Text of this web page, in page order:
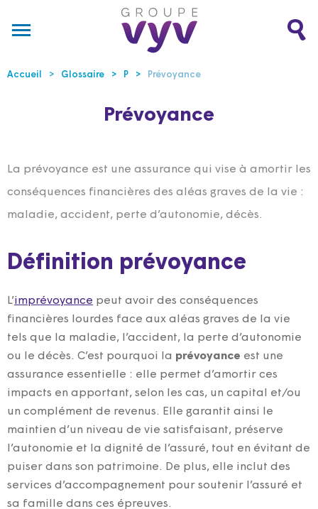
Accueil Glossaire P Prévoyance
Prévoyance
La prévoyance est une assurance qui vise à amortir les
conséquences financières des aléas graves de la vie :
maladie, accident, perte d’autonomie, décès.
Définition prévoyance
L’imprévoyance peut avoir des conséquences
financières lourdes face aux aléas graves de la vie
tels que la maladie, l’accident, la perte d’autonomie
ou le décès. C’est pourquoi la prévoyance est une
assurance essentielle : elle permet d’amortir ces
impacts en apportant, selon les cas, un capital et/ou
un complément de revenus. Elle garantit ainsi le
maintien d’un niveau de vie satisfaisant, préserve
l’autonomie et la dignité de l’assuré, tout en évitant de
puiser dans son patrimoine. De plus, elle inclut des
services d’accompagnement pour soutenir l’assuré et
sa famille dans ces épreuves.